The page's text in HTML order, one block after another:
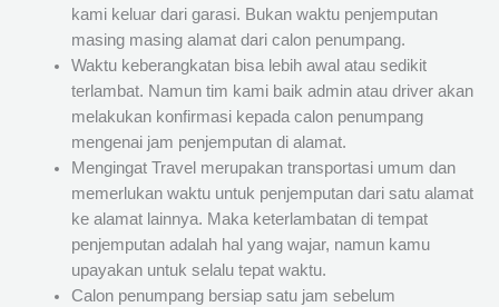
kami keluar dari garasi. Bukan waktu penjemputan
masing masing alamat dari calon penumpang.
Waktu keberangkatan bisa lebih awal atau sedikit
terlambat. Namun tim kami baik admin atau driver akan
melakukan konfirmasi kepada calon penumpang
mengenai jam penjemputan di alamat.
Mengingat Travel merupakan transportasi umum dan
memerlukan waktu untuk penjemputan dari satu alamat
ke alamat lainnya. Maka keterlambatan di tempat
penjemputan adalah hal yang wajar, namun kamu
upayakan untuk selalu tepat waktu.
Calon penumpang bersiap satu jam sebelum